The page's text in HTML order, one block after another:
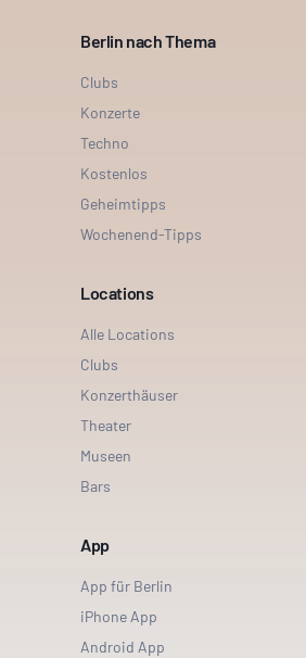
Berlin nach Thema
Clubs
Konzerte
Techno
Kostenlos
Geheimtipps
Wochenend-Tipps
Locations
Alle Locations
Clubs
Konzerthäuser
Theater
Museen
Bars
App
App für Berlin
iPhone App
Android App